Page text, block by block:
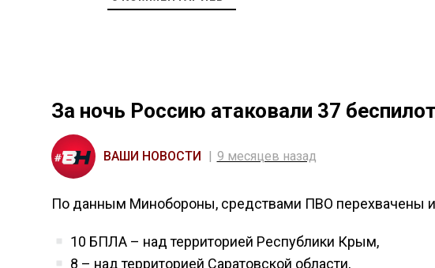
За ночь Россию атаковали 37
ВАШИ НОВОСТИ 9 месяцев назад
По данным Минобороны, средствами ПВО перехвачены
10 БПЛА – над территорией Республики Крым,
8 – над территорией Саратовской области,